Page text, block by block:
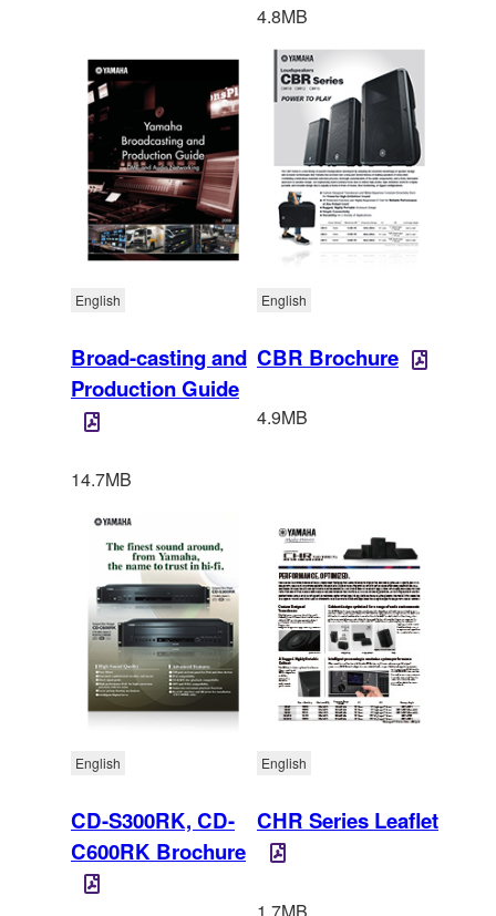
4.8MB
Broad-casting and
Production Guide
English
14.7MB
CBR Brochure
English
4.9MB
CD-S300RK, CD-
C600RK Brochure
English
CHR Series Leaflet
English
1.7MB